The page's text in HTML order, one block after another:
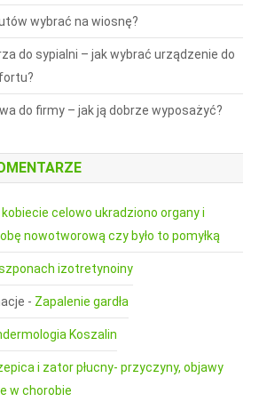
wybrać na wiosnę?
do sypialni – jak wybrać urządzenie do
do firmy – jak ją dobrze wyposażyć?
kobiecie celowo ukradziono organy i
nowotworową czy było to pomyłką
izotretynoiny
- Zapalenie gardła
Koszalin
i zator płucny- przyczyny, objawy
w chorobie